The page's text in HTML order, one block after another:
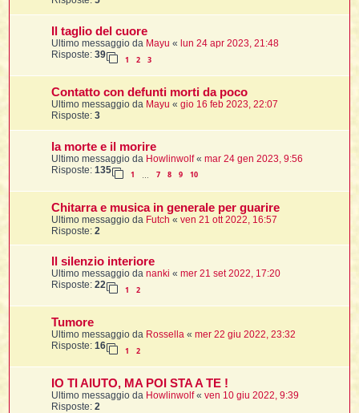
Il taglio del cuore
Ultimo messaggio da Mayu « lun 24 apr 2023, 21:48
Risposte:39 1 2 3
Contatto con defunti morti da poco
Ultimo messaggio da Mayu «gio 16 feb 2023, 22:07
Risposte:3
la morte e il morire
Ultimo messaggio da Howlinwolf«mar 24 gen 2023, 9:56
Risposte:135 1 7 8 9 10
Chitarra e musica in generale per guarire
Ultimo messaggio da Futch «ven 21 ott 2022, 16:57
Risposte:2
ll silenzio interiore
Ultimo messaggio dananki «mer 21 set 2022, 17:20
Risposte:22 1 2
Tumore
Ultimo messaggio da Rossella «mer 22 giu 2022, 23:32
Risposte:16 1 2
IO TI AIUTO, MA POI STA A TE !
Ultimo messaggio da Howlinwolf«ven 10 giu 2022, 9:39
Risposte:2